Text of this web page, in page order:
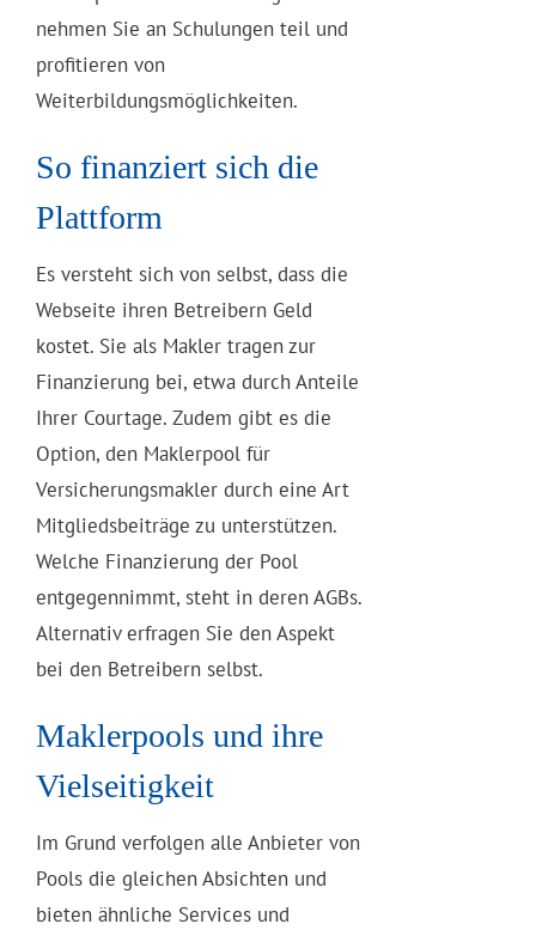
nehmen Sie an Schulungen teil und
profitieren von
Weiterbildungsmöglichkeiten.
So finanziert sich die
Plattform
Es versteht sich von selbst, dass die
Webseite ihren Betreibern Geld
kostet. Sie als Makler tragen zur
Finanzierung bei, etwa durch Anteile
Ihrer Courtage. Zudem gibt es die
Option, den Maklerpool für
Versicherungsmakler durch eine Art
Mitgliedsbeiträge zu unterstützen.
Welche Finanzierung der Pool
entgegennimmt, steht in deren AGBs.
Alternativ erfragen Sie den Aspekt
bei den Betreibern selbst.
Maklerpools und ihre
Vielseitigkeit
Im Grund verfolgen alle Anbieter von
Pools die gleichen Absichten und
bieten ähnliche Services und